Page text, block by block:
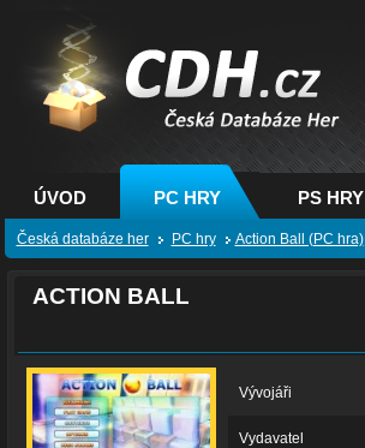
CDH.cz - hry na PC,
PS, XBOX - Česká
databáze her
ÚVOD PC HRY PS HRY
Česká databáze her PC hry Action Ball (PC hra)
ACTION BALL
Vývojáři
Vydavatel